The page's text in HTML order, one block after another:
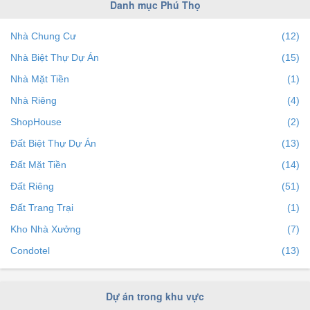
miễn phí mua bán nhà đất trên bds68 để dễ dàng tiếp cận
với hàng triệu người đang có nhu cầu.
Tham khảo ngay những tin mua bán nhà đất Phú Thọ
được quan tâm nhiều nhất hiện nay:
Mua bán nhà đất Phú Thọ dưới 1 tỷ
Mua bán nhà đất Phú Thọ dưới 2 tỷ
Mua bán nhà đất Phú Thọ dưới 3 tỷ
Mua bán nhà đất Phú Thọ dưới 5 tỷ
Mua bán nhà đất Phú Thọ diện tích trên 50m²
Mua bán nhà đất Phú Thọ diện tích trên 60m²
Mua bán nhà đất Phú Thọ diện tích trên 80m²
Huyện Thanh Ba
(1)
Danh mục Phú Thọ
Nhà Chung Cư
(12)
Nhà Biệt Thự Dự Án
(15)
Nhà Mặt Tiền
(1)
Nhà Riêng
(4)
ShopHouse
(2)
Đất Biệt Thự Dự Án
(13)
Đất Mặt Tiền
(14)
Đất Riêng
(51)
Đất Trang Trại
(1)
Kho Nhà Xưởng
(7)
Condotel
(13)
Dự án trong khu vực